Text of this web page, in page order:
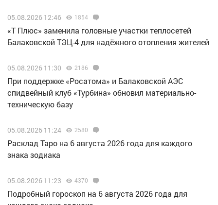
05.08.2026 12:46 1854
«Т Плюс» заменила головные участки теплосетей
Балаковской ТЭЦ-4 для надёжного отопления жителей
05.08.2026 11:30 2186
При поддержке «Росатома» и Балаковской АЭС
спидвейный клуб «Турбина» обновил материально-
техническую базу
05.08.2026 11:24 2580
Расклад Таро на 6 августа 2026 года для каждого
знака зодиака
05.08.2026 11:23 4370
Подробный гороскоп на 6 августа 2026 года для